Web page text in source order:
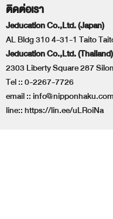
ติดต่อเรา
Jeducation Co.,Ltd. (Japan)
AL Bldg 310 4-31-1 Taito
Jeducation Co.,Ltd. (Thailand)
2303 Liberty Square 287
Tel ::0-2267-7726
email ::info@nipponhaku.com
line::https://lin.ee/uLRoiNa